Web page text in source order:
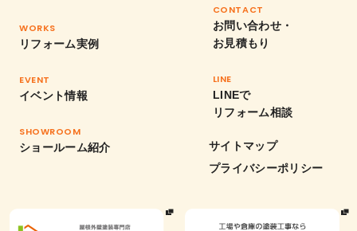
WORKS
リフォーム実例
EVENT
イベント情報
SHOWROOM
ショールーム紹介
CONTACT
お問い合わせ・
お見積もり
LINE
LINEで
リフォーム相談
サイトマップ
プライバシーポリシー